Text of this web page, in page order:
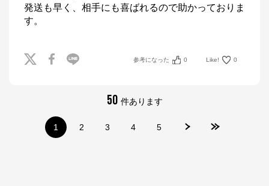
発送も早く、相手にも喜ばれるので助かっておりま
参考になった 0 Like! 0
50 件あります
1 2 3 4 5